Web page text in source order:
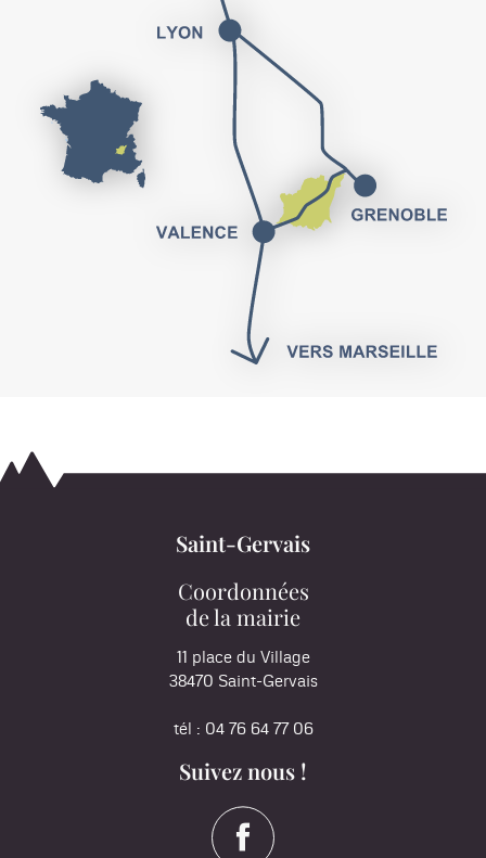
Saint-Gervais
Coordonnées
de la mairie
11 place du Village
38470 Saint-Gervais
tél : 04 76 64 77 06
Suivez nous !